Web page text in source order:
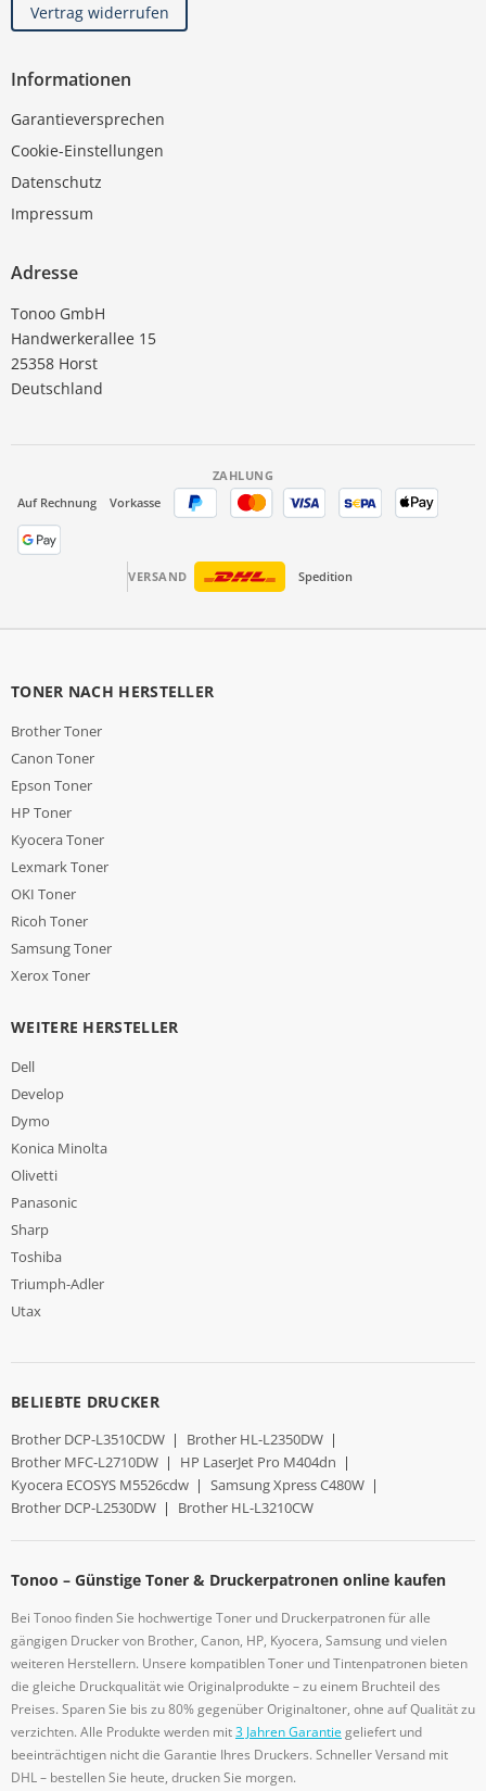
Vertrag widerrufen
Informationen
Garantieversprechen
Cookie-Einstellungen
Datenschutz
Impressum
Adresse
Tonoo GmbH
Handwerkerallee 15
25358 Horst
Deutschland
ZAHLUNG
Auf Rechnung
Vorkasse
VERSAND Spedition
TONER NACH HERSTELLER
Brother Toner
Canon Toner
Epson Toner
HP Toner
Kyocera Toner
Lexmark Toner
OKI Toner
Ricoh Toner
Samsung Toner
Xerox Toner
WEITERE HERSTELLER
Dell
Develop
Dymo
Konica Minolta
Olivetti
Panasonic
Sharp
Toshiba
Triumph-Adler
Utax
BELIEBTE DRUCKER
Brother DCP-L3510CDW | Brother HL-L2350DW |
Brother MFC-L2710DW | HP LaserJet Pro M404dn |
Kyocera ECOSYS M5526cdw | Samsung Xpress C480W |
Brother DCP-L2530DW | Brother HL-L3210CW
Tonoo – Günstige Toner & Druckerpatronen online kaufen
Bei Tonoo finden Sie hochwertige Toner und Druckerpatronen für alle
gängigen Drucker von Brother, Canon, HP, Kyocera, Samsung und vielen
weiteren Herstellern. Unsere kompatiblen Toner und Tintenpatronen bieten
die gleiche Druckqualität wie Originalprodukte – zu einem Bruchteil des
Preises. Sparen Sie bis zu 80% gegenüber Originaltoner, ohne auf Qualität zu
verzichten. Alle Produkte werden mit3 Jahren Garantiegeliefert und
beeinträchtigen nicht die Garantie Ihres Druckers. Schneller Versand mit
DHL – bestellen Sie heute, drucken Sie morgen.